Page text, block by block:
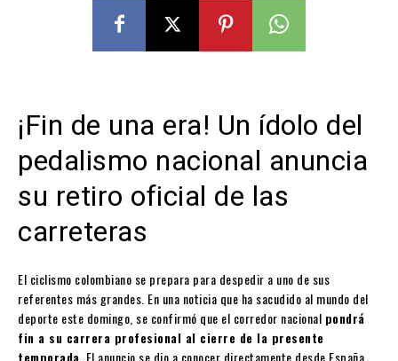
¡Fin de una era! Un ídolo del
pedalismo nacional anuncia
su retiro oficial de las
carreteras
El ciclismo colombiano se prepara para despedir a uno de sus
referentes más grandes. En una noticia que ha sacudido al mundo del
deporte este domingo, se confirmó que el corredor nacional pondrá
fin a su carrera profesional al cierre de la presente
temporada . El anuncio se dio a conocer directamente desde España,